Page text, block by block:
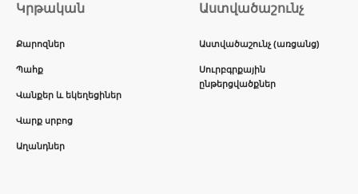
Կրթական
Քարոզներ
Պահք
Վանքեր և եկեղեցիներ
Վարք սրբոց
Աղանդներ
Աստվածաշունչ
Աստվածաշունչ (առցանց)
Սուրբգրքային
ընթերցվածքներ